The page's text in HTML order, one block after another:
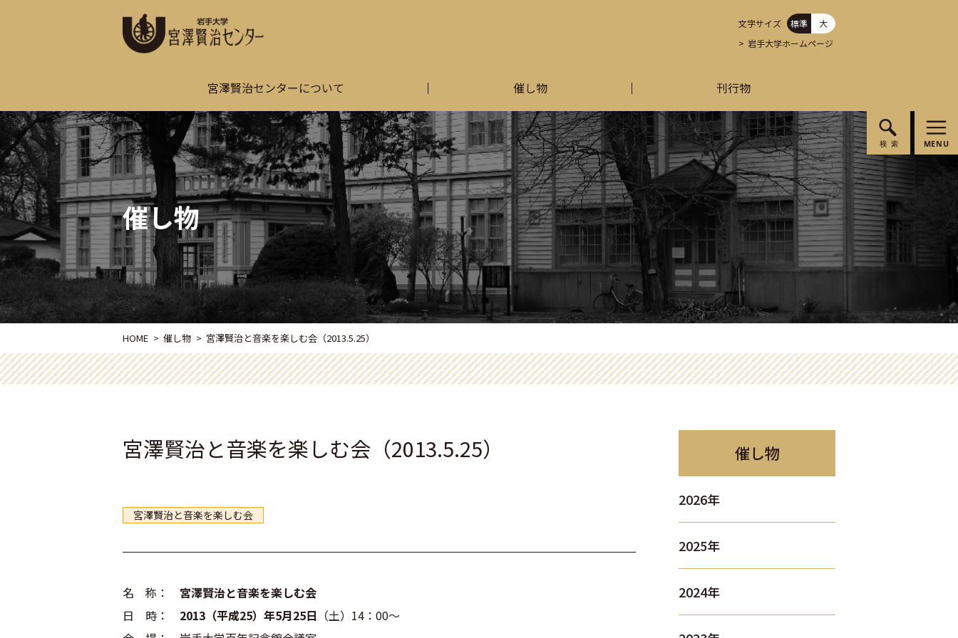
文字サイズ 標準
大
岩手大学ホームページ
宮澤賢治センターについて 催し物 刊行物
催し物
HOME 催し物 宮澤賢治と音楽を楽しむ会（2013.5.25）
宮澤賢治と音楽を楽しむ会（2013.5.25）
宮澤賢治と音楽を楽しむ会
名 称： 宮澤賢治と音楽を楽しむ会
日 時： 2013（平成25）年5月25日 （土）14：00～
催し物
2026年
2025年
2024年